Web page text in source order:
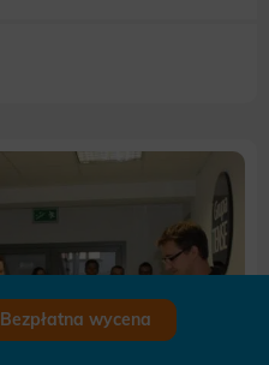
Bezpłatna wycena